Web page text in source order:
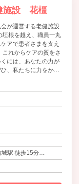
施設 花橿
が運営する老健施設
垣根を越え、職員一丸
アで患者さまを支え
これからケアの質をさ
には、あなたの力が
、私たちに力をかし
駅 徒歩15分
神宮前駅より送迎バ